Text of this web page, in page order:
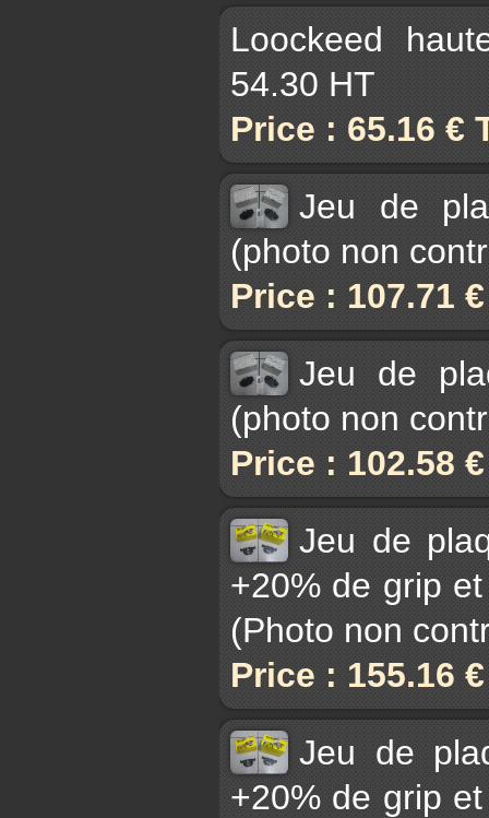
Loockeed
54.30 HT
Price : 65.16 €
Jeu de
(photo non
Price : 107.71
Jeu de
(photo non
Price : 102.58
Jeu de
+20% de grip
(Photo non
Price : 155.16
Jeu de
+20% de grip